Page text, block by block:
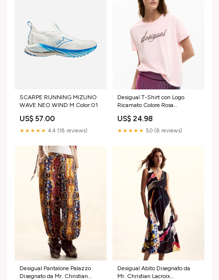
SCARPE RUNNING MIZUNO
WAVE NEO WIND M Color:01
US$ 57.00
★★★★★ 4.4 (18 reviews)
Desigual T-Shirt con Logo
Ricamato Colore Rosa
US$ 24.98
★★★★★ 5.0 (8 reviews)
Desigual Pantalone Palazzo
Disegnato da Mr. Christian
Desigual Abito Disegnato da
Mr. Christian Lacroix